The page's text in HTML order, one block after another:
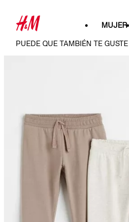
MUJER
PUEDE QUE TAMBIÉN TE GUSTE